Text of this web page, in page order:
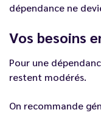
dépendance ne
Vos besoins
Pour une
restent modérés.
On recommande